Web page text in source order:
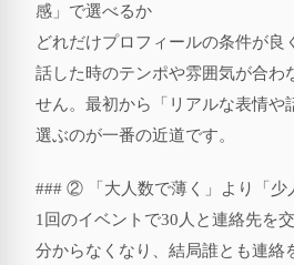
感」で選べるか
どれだけプロフィールの条件が良
話した時のテンポや雰囲気が合わ
せん。最初から「リアルな表情や
選ぶのが一番の近道です。
### ② 「大人数で薄く」より「少
1回のイベントで30人と連絡先を
分からなくなり、結局誰とも連絡